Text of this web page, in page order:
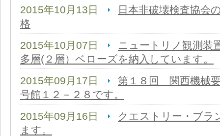
2015年10月13日
日本非破壊検査協会
格
2015年10月07日
ニュートリノ観測装
多層(２層）ベローズを納入しています。
2015年09月17日
第１８回 関西機械
号館１２－２８です。
2015年09月16日
クエストリー・ブラ
ます。